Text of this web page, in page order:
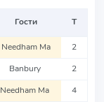
Гости Т
Needham Ma 2
Banbury 2
Needham Ma 4